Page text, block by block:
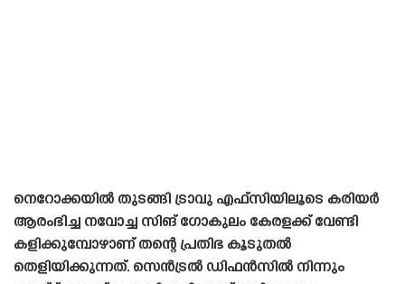
നെറോക്കയിൽ തുടങ്ങി ട്രാവു എഫ്‌സിയിലൂടെ കരിയർ
ആരംഭിച്ച നവോച്ച സിങ് ഗോകുലം കേരളക്ക് വേണ്ടി
കളിക്കുമ്പോഴാണ് തന്റെ പ്രതിഭ കൂടുതൽ
തെളിയിക്കുന്നത്. സെൻട്രൽ ഡിഫൻസിൽ നിന്നും